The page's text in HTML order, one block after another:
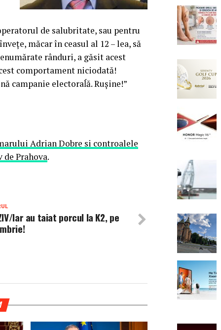
de salubritate, sau pentru
măcar în ceasul al 12 – lea, să
rânduri, a găsit acest
comportament niciodată!
campanie electoraĺă. Ruşine!”
Adrian Dobre si controalele
Prahova.
Iar au taiat porcul la K2, pe